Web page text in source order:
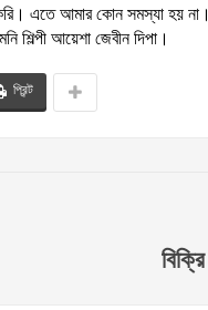
এতে আমার কোন সমস্যা হয়
শিল্পী আয়েশা জেবীন দিপা।
প্রিন্ট